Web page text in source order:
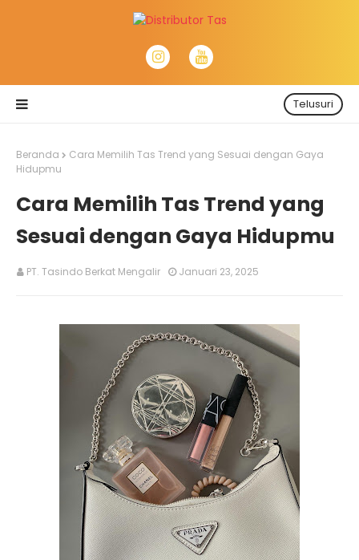
Telusuri
Beranda
Cara Memilih Tas Trend yang Sesuai dengan Gaya
Hidupmu
Cara Memilih Tas Trend yang
Sesuai dengan Gaya Hidupmu
PT. Tasindo Berkat Mengalir Januari 23, 2025